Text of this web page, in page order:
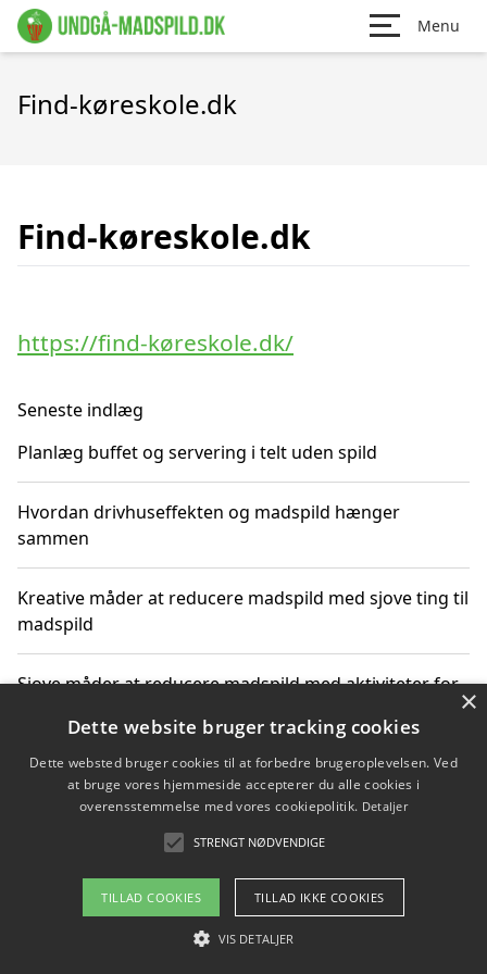
Menu
Find-køreskole.dk
Find-køreskole.dk
https://find-køreskole.dk/
Seneste indlæg
Planlæg buffet og servering i telt uden spild
Hvordan drivhuseffekten og madspild hænger
sammen
Kreative måder at reducere madspild med sjove ting til
madspild
Sjove måder at reducere madspild med aktiviteter for
Hvor finder jeg nemme måltidskasser i Vejle
Om / kontakt
Blog Betingelser
×
Dette website bruger tracking cookies
Dette websted bruger cookies til at forbedre brugeroplevelsen. Ved
at bruge vores hjemmeside accepterer du alle cookies i
overensstemmelse med vores cookiepolitik. Detaljer
STRENGT NØDVENDIGE
TILLAD COOKIES TILLAD IKKE COOKIES
VIS DETALJER